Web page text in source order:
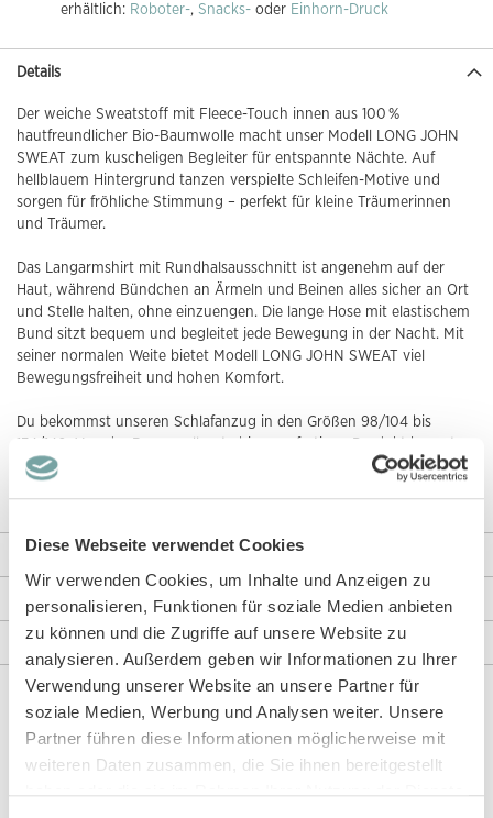
Diese Webseite verwendet Cookies
Wir verwenden Cookies, um Inhalte und Anzeigen zu
personalisieren, Funktionen für soziale Medien anbieten
zu können und die Zugriffe auf unsere Website zu
analysieren. Außerdem geben wir Informationen zu Ihrer
Verwendung unserer Website an unsere Partner für
soziale Medien, Werbung und Analysen weiter. Unsere
Partner führen diese Informationen möglicherweise mit
weiteren Daten zusammen, die Sie ihnen bereitgestellt
erhältlich: Roboter-, Snacks- oder Einhorn-Druck
Details
Der weiche Sweatstoff mit Fleece-Touch innen aus 100 %
hautfreundlicher Bio-Baumwolle macht unser Modell LONG JOHN
SWEAT zum kuscheligen Begleiter für entspannte Nächte. Auf
hellblauem Hintergrund tanzen verspielte Schleifen-Motive und
sorgen für fröhliche Stimmung – perfekt für kleine Träumerinnen
und Träumer.
Das Langarmshirt mit Rundhalsausschnitt ist angenehm auf der
Haut, während Bündchen an Ärmeln und Beinen alles sicher an Ort
und Stelle halten, ohne einzuengen. Die lange Hose mit elastischem
Bund sitzt bequem und begleitet jede Bewegung in der Nacht. Mit
seiner normalen Weite bietet Modell LONG JOHN SWEAT viel
Bewegungsfreiheit und hohen Komfort.
Du bekommst unseren Schlafanzug in den Größen 98/104 bis
134/140. Von der Baumwollernte bis zum fertigen Produkt kannst
du dir sicher sein, dass wir Modell LONG JOHN SWEAT nachhaltig,
GOTS-Zertifikat
Weitere Informationen
Rezensionen
Angaben zur Produktsicherheit
Diese Artikel könnten dir auch gefallen!